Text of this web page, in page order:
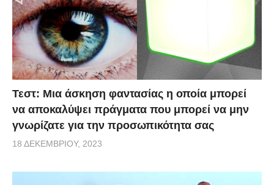
Τεστ: Μια άσκηση φαντασίας η οποία μπορεί
να αποκαλύψει πράγματα που μπορεί να μην
γνωρίζατε για την προσωπικότητα σας
18 ΔΕΚΕΜΒΡΊΟΥ, 2023